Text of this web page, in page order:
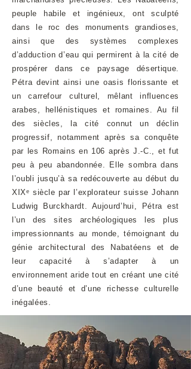
peuple habile et ingénieux, ont sculpté
dans le roc des monuments grandioses,
ainsi que des systèmes complexes
d’adduction d’eau qui permirent à la cité de
prospérer dans ce paysage désertique.
Pétra devint ainsi une oasis florissante et
un carrefour culturel, mêlant influences
arabes, hellénistiques et romaines. Au fil
des siècles, la cité connut un déclin
progressif, notamment après sa conquête
par les Romains en 106 après J.-C., et fut
peu à peu abandonnée. Elle sombra dans
l’oubli jusqu’à sa redécouverte au début du
XIXᵉ siècle par l’explorateur suisse Johann
Ludwig Burckhardt. Aujourd’hui, Pétra est
l’un des sites archéologiques les plus
impressionnants au monde, témoignant du
génie architectural des Nabatéens et de
leur capacité à s’adapter à un
environnement aride tout en créant une cité
d’une beauté et d’une richesse culturelle
inégalées.